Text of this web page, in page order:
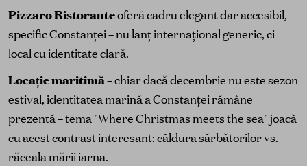
Pizzaro Ristoranteoferă cadru elegant dar accesibil,
specific Constanței – nu lanț internațional generic, ci
local cu identitate clară.
Locație maritimă– chiar dacă decembrie nu este sezon
estival, identitatea marină a Constanței rămâne
prezentă – tema "Where Christmas meets the sea" joacă
cu acest contrast interesant: căldura sărbătorilor vs.
răceala mării iarna.